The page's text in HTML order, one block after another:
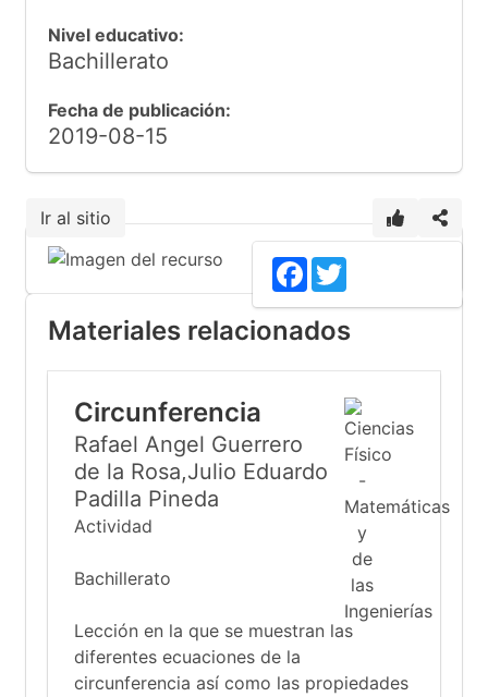
Nivel educativo:
Bachillerato
Fecha de publicación:
2019-08-15
Ir al sitio
Facebook
Materiales relacionados
Circunferencia
Rafael Angel Guerrero
de la Rosa,Julio Eduardo
Padilla Pineda
Actividad
Bachillerato
Lección en la que se muestran las
diferentes ecuaciones de la
circunferencia así como las propiedades